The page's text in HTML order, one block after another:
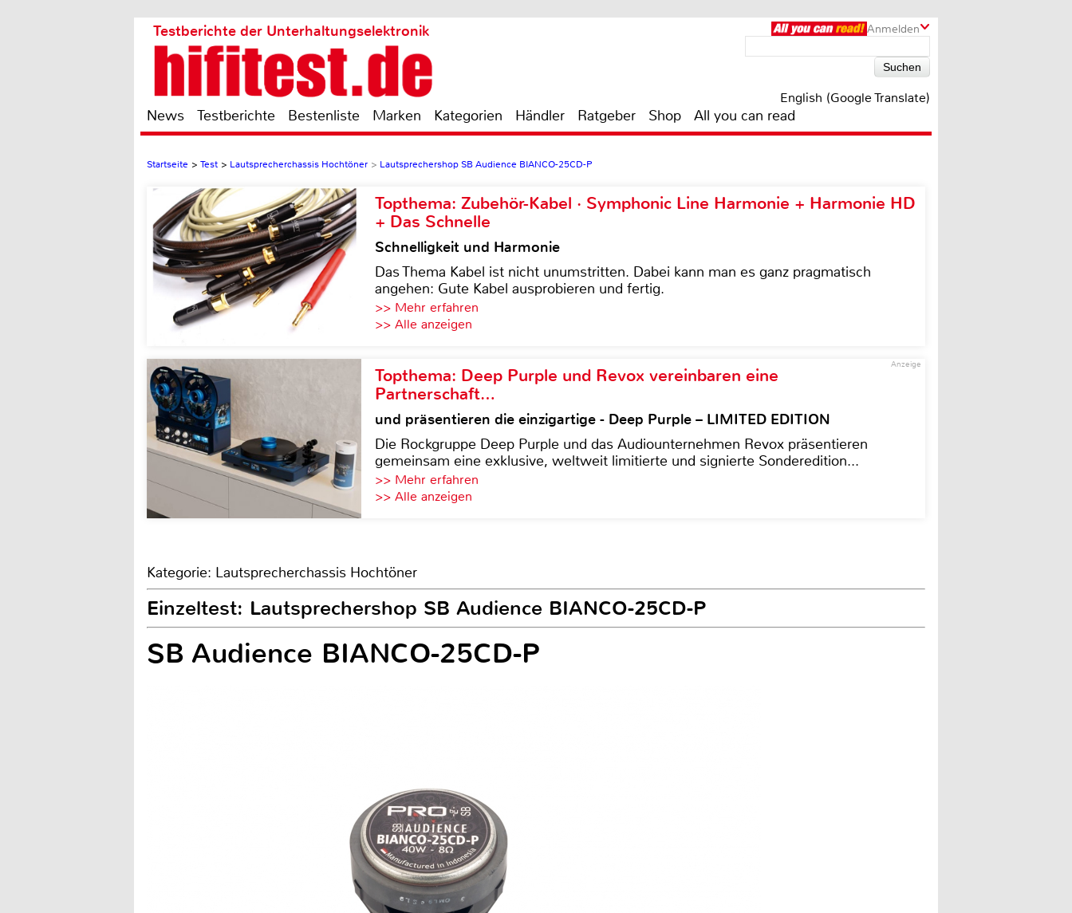
Anmelden
Testberichte der Unterhaltungselektronik
English (Google Translate)
News Testberichte Bestenliste Marken Kategorien Händler Ratgeber Shop All you can read
Startseite > Test > Lautsprecherchassis Hochtöner > Lautsprechershop SB Audience BIANCO-25CD-P
Topthema: Zubehör-Kabel · Symphonic Line Harmonie + Harmonie HD
+ Das Schnelle
Schnelligkeit und Harmonie
Das Thema Kabel ist nicht unumstritten. Dabei kann man es ganz pragmatisch
angehen: Gute Kabel ausprobieren und fertig.
>> Mehr erfahren
>> Alle anzeigen
Anzeige
Topthema: Deep Purple und Revox vereinbaren eine
Partnerschaft…
und präsentieren die einzigartige - Deep Purple – LIMITED EDITION
Die Rockgruppe Deep Purple und das Audiounternehmen Revox präsentieren
gemeinsam eine exklusive, weltweit limitierte und signierte Sonderedition...
>> Mehr erfahren
>> Alle anzeigen
Kategorie: Lautsprecherchassis Hochtöner
Einzeltest: Lautsprechershop SB Audience BIANCO-25CD-P
SB Audience BIANCO-25CD-P